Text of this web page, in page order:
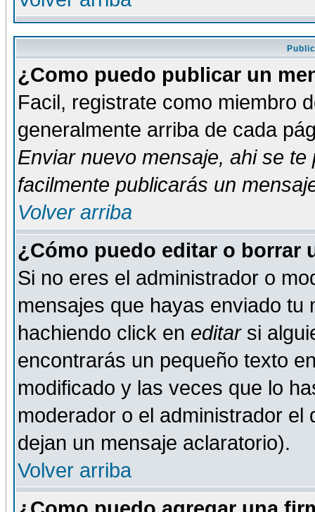
¿Como puedo publicar un
Facil, registrate como miembro
generalmente arriba de cada
Enviar nuevo mensaje, ahi se te
facilmente publicarás un
Volver arriba
¿Cómo puedo editar o borrar
Si no eres el administrador o
mensajes que hayas enviado tu
hachiendo click en editarsi
encontrarás un pequeño texto
modificado y las veces que lo
moderador o el administrador
dejan un mensaje aclaratorio).
Volver arriba